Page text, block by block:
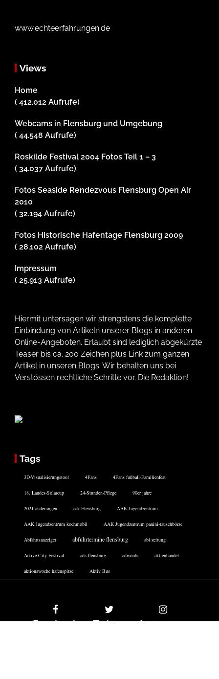
www.echteerfahrungen.de
Views
Home
( 412.012 Aufrufe)
Webcams in Flensburg und Umgebung
( 44.548 Aufrufe)
Roskilde Festival 2004 Fotos Teil 1 – 3
( 34.037 Aufrufe)
Fotos Seaside Rendezvous Flensburg Open Air
2010
( 32.194 Aufrufe)
Fotos Historische Hafentage Flensburg 2009
( 28.102 Aufrufe)
Impressum
( 25.913 Aufrufe)
Hiermit untersagen wir strengstens die komplette
Einbindung von Artikeln unserer Blogs in anderen
Online-Angeboten. Erlaubt sind lediglich abgekürzte
Teaser bis ca. 200 Zeichen plus Link zum ganzen
Artikel in unseren Blogs. Wir behalten uns bei
Verstössen rechtliche Schritte vor. Die Redaktion!
Tags
3D-Visualisierungstool 4Fans 4Fans fußball-Familienfest
18. Landes-Solarcup 24-Stunden-Pflege 90er jahre
2021 änderungen aak Flensburg AAK Jugendzentrum
AAK Jugendzentrum kochmobil AAK Jugendzentrum panini-tauschbörse
Abfahrtsanzeiger abfuhrtermine flensburg abi zeitung
Active City Festival ads flensburg adwords aktienhandel
aktionswoche hafenspitze Aktiv Bus
Facebook Twitter Instagram